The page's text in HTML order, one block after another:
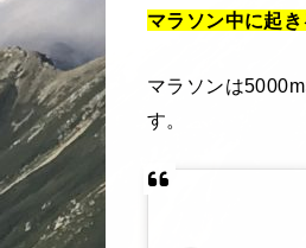
マラソン中に起
マラソンは
す。